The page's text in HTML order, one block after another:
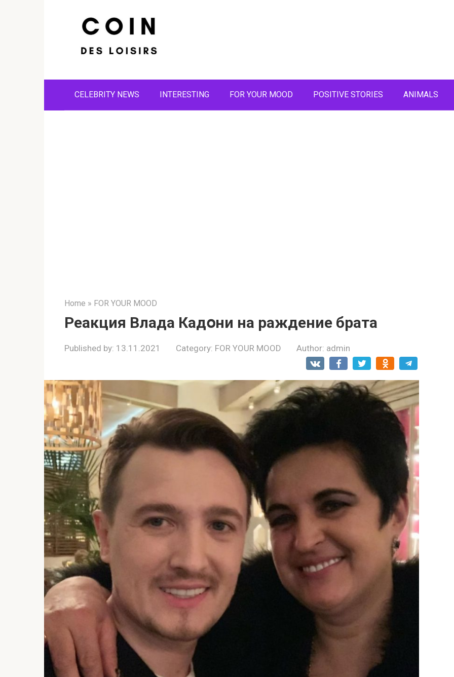
CELEBRITY NEWS INTERESTING FOR YOUR MOOD POSITIVE STORIES ANIMALS
Home » FOR YOUR MOOD
Реакция Влада Кадօни на раждение брата
Published by: 13.11.2021 Category: FOR YOUR MOOD Author: admin